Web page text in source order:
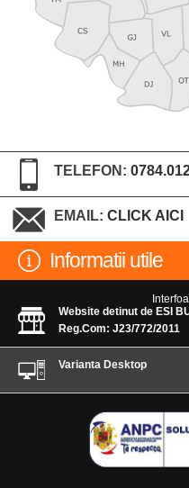
TELEFON:
EMAIL: CLICK AICI
Informatii utile
Website detinut de ESI
Reg.Com: J23/772/2011
Varianta Desktop